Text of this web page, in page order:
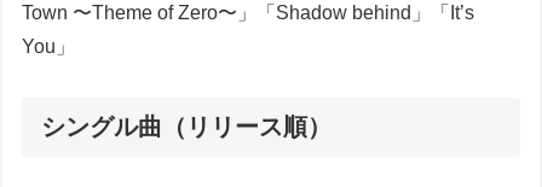
Town 〜Theme of Zero〜」「Shadow behind」「It’s
You」
シングル曲（リリース順）